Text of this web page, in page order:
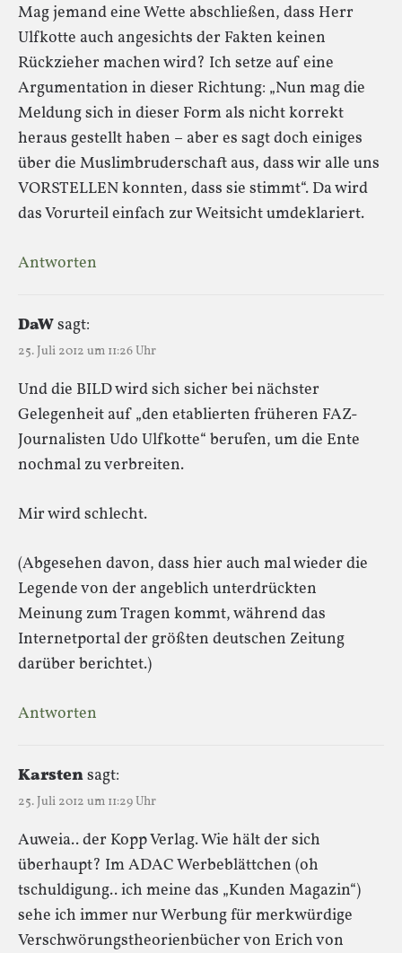
Mag jemand eine Wette abschließen, dass Herr
Ulfkotte auch angesichts der Fakten keinen
Rückzieher machen wird? Ich setze auf eine
Argumentation in dieser Richtung: „Nun mag die
Meldung sich in dieser Form als nicht korrekt
heraus gestellt haben – aber es sagt doch einiges
über die Muslimbruderschaft aus, dass wir alle uns
VORSTELLEN konnten, dass sie stimmt“. Da wird
das Vorurteil einfach zur Weitsicht umdeklariert.
Antworten
DaWsagt:
25. Juli 2012 um 11:26 Uhr
Und die BILD wird sich sicher bei nächster
Gelegenheit auf „den etablierten früheren FAZ-
Journalisten Udo Ulfkotte“ berufen, um die Ente
nochmal zu verbreiten.
Mir wird schlecht.
(Abgesehen davon, dass hier auch mal wieder die
Legende von der angeblich unterdrückten
Meinung zum Tragen kommt, während das
Internetportal der größten deutschen Zeitung
darüber berichtet.)
Antworten
Karstensagt:
25. Juli 2012 um 11:29 Uhr
Auweia.. der Kopp Verlag. Wie hält der sich
überhaupt? Im ADAC Werbeblättchen (oh
tschuldigung.. ich meine das „Kunden Magazin“)
sehe ich immer nur Werbung für merkwürdige
Verschwörungstheorienbücher von Erich von